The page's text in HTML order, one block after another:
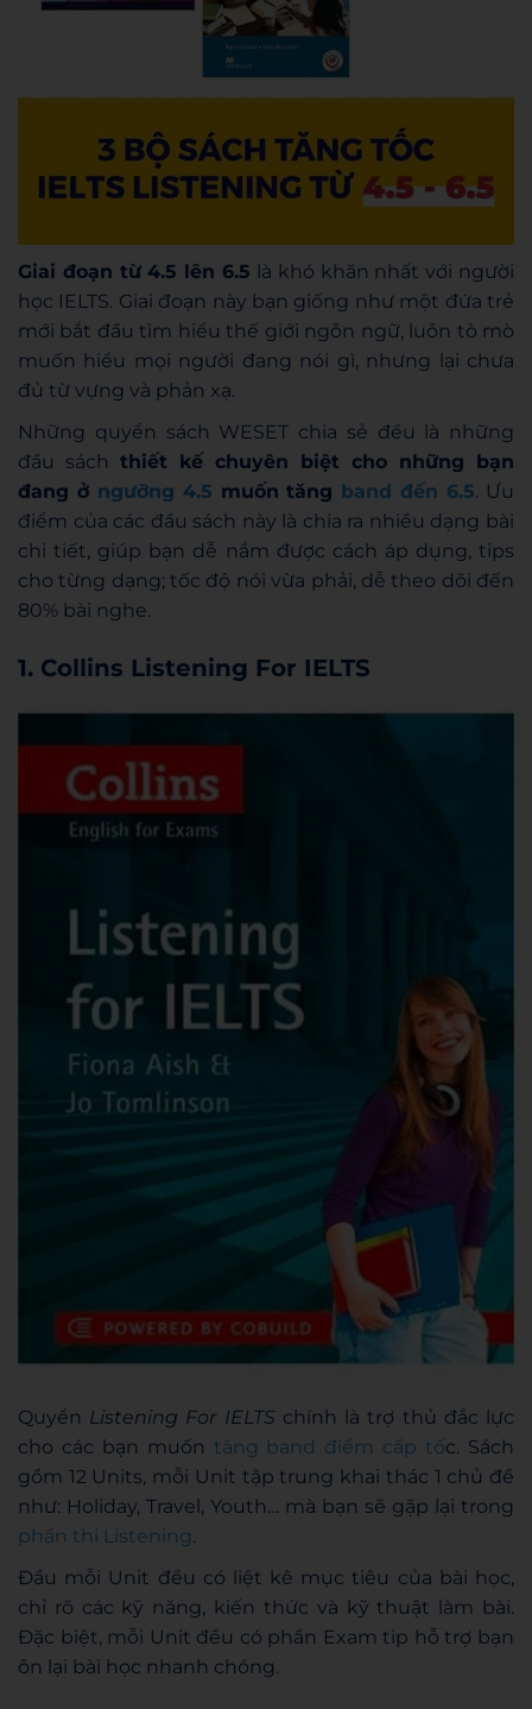
Giai đoạn từ 4.5 lên 6.5 là khó khăn nhất với người
học IELTS. Giai đoạn này bạn giống như một đứa trẻ
mới bắt đầu tìm hiểu thế giới ngôn ngữ, luôn tò mò
muốn hiểu mọi người đang nói gì, nhưng lại chưa
đủ từ vựng và phản xạ.
Những quyển sách WESET chia sẻ đều là những
đầu sách thiết kế chuyên biệt cho những bạn
đang ở ngưỡng 4.5 muốn tăng band đến 6.5. Ưu
điểm của các đầu sách này là chia ra nhiều dạng bài
chi tiết, giúp bạn dễ nắm được cách áp dụng, tips
cho từng dạng; tốc độ nói vừa phải, dễ theo dõi đến
80% bài nghe.
1. Collins Listening For IELTS
Quyển Listening For IELTS chính là trợ thủ đắc lực
cho các bạn muốn tăng band điểm cấp tốc. Sách
gồm 12 Units, mỗi Unit tập trung khai thác 1 chủ đề
như: Holiday, Travel, Youth… mà bạn sẽ gặp lại trong
phần thi Listening.
Đầu mỗi Unit đều có liệt kê mục tiêu của bài học,
chỉ rõ các kỹ năng, kiến thức và kỹ thuật làm bài.
Đặc biệt, mỗi Unit đều có phần Exam tip hỗ trợ bạn
ôn lại bài học nhanh chóng.